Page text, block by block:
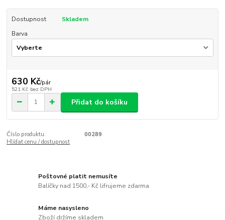
Dostupnost
Skladem
Barva
630 Kč/pár
521 Kč bez DPH
Přidat do košíku
Číslo produktu:
00289
Hlídat cenu / dostupnost
Poštovné platit nemusíte
Balíčky nad 1500,- Kč lifrujeme zdarma
Máme nasysleno
Zboží držíme skladem